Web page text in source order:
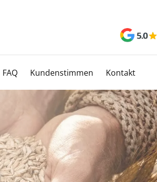
FAQ Kundenstimmen Kontakt